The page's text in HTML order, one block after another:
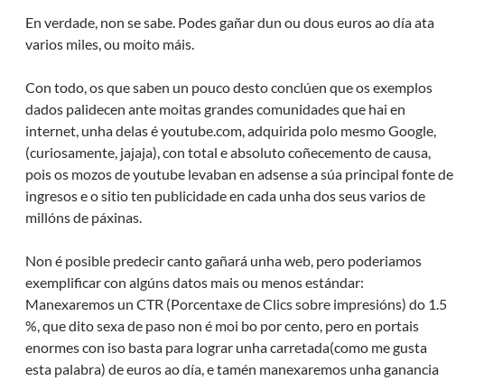
En verdade, non se sabe. Podes gañar dun ou dous euros ao día ata
varios miles, ou moito máis.
Con todo, os que saben un pouco desto conclúen que os exemplos
dados palidecen ante moitas grandes comunidades que hai en
internet, unha delas é youtube.com, adquirida polo mesmo Google,
(curiosamente, jajaja), con total e absoluto coñecemento de causa,
pois os mozos de youtube levaban en adsense a súa principal fonte de
ingresos e o sitio ten publicidade en cada unha dos seus varios de
millóns de páxinas.
Non é posible predecir canto gañará unha web, pero poderiamos
exemplificar con algúns datos mais ou menos estándar:
Manexaremos un CTR (Porcentaxe de Clics sobre impresións) do 1.5
%, que dito sexa de paso non é moi bo por cento, pero en portais
enormes con iso basta para lograr unha carretada(como me gusta
esta palabra) de euros ao día, e tamén manexaremos unha ganancia